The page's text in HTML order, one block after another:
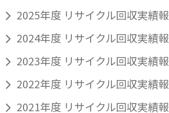
2025年度 リサイクル回収実績
2024年度 リサイクル回収実績
2023年度 リサイクル回収実績
2022年度 リサイクル回収実績
2021年度 リサイクル回収実績